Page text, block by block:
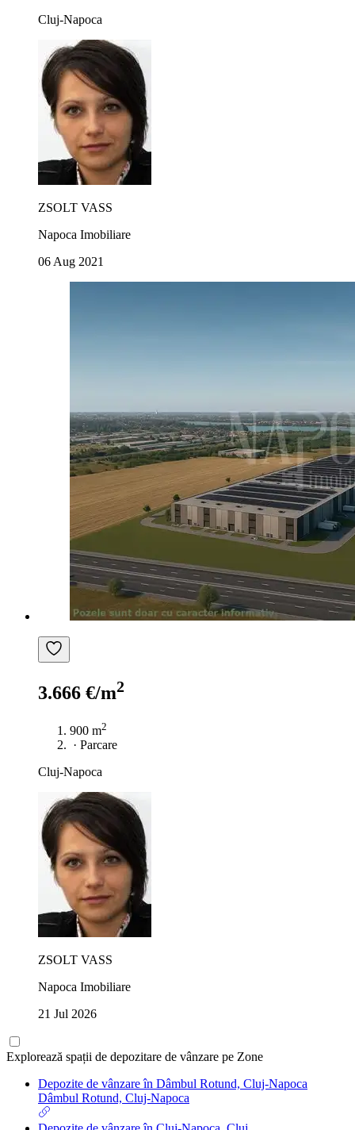
Cluj-Napoca
ZSOLT VASS
Napoca Imobiliare
06 Aug 2021
3.666 €/m2
900 m2
· Parcare
Cluj-Napoca
ZSOLT VASS
Napoca Imobiliare
21 Jul 2026
Explorează spații de depozitare de vânzare pe Zone
Depozite de vânzare în Dâmbul Rotund, Cluj-Napoca
Dâmbul Rotund, Cluj-Napoca